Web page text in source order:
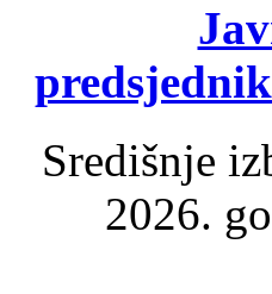
Središnje
2026.